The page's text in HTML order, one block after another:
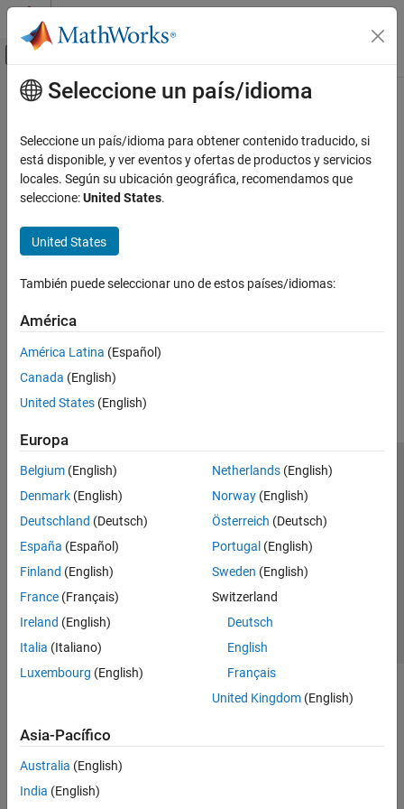
Saltar al contenido
Mostrar/ocultar menú de navegación
Inicio de Documentación
Contenido principal
How useful was this information?
Seleccione un país/idioma
Seleccione un país/idioma para obtener contenido traducido, si
está disponible, y ver eventos y ofertas de productos y servicios
locales. Según su ubicación geográfica, recomendamos que
seleccione:United States.
United States
También puede seleccionar uno de estos países/idiomas:
América
América Latina (Español)
Canada (English)
United States (English)
Europa
Belgium (English)
Denmark (English)
Deutschland (Deutsch)
España (Español)
Finland (English)
France (Français)
Ireland (English)
Italia (Italiano)
Luxembourg (English)
Netherlands(English)
Norway(English)
Österreich (Deutsch)
Portugal (English)
Sweden (English)
Switzerland
Deutsch
English
Français
United Kingdom(English)
Asia-Pacífico
Australia (English)
India (English)
Centro de confianza
Marcas comerciales
Política de privacidad
Antipiratería
Estado de las aplicaciones
Información de contacto
© 1994-2026 The MathWorks, Inc.